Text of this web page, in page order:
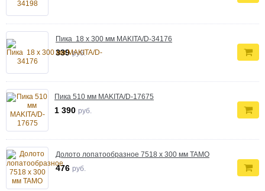
Пика 18 х 300 мм MAKITA/D-34176
339руб.
Пика 510 мм MAKITA/D-17675
1 390 руб.
Долото лопатообразное 7518 х 300 мм TAMO
476 руб.